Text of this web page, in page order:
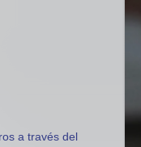
a través del